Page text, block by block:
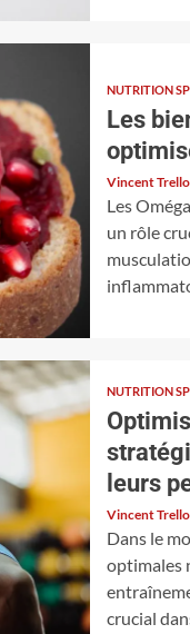
NUTRITION
Les
Vincent Trello
Les
un rôle
NUTRITION
leurs
Vincent Trello
Dans le
optimales
crucial